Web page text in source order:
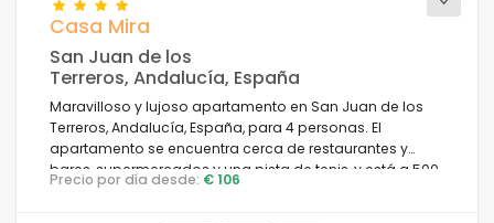
Casa Mira
San Juan de los
Terreros, Andalucía, España
Maravilloso y lujoso apartamento en San Juan de los
Terreros, Andalucía, España, para 4 personas. El
apartamento se encuentra cerca de restaurantes y
bares, supermercados y una pista de tenis, y está a 500
m de la playa.
Precio por día desde: € 106